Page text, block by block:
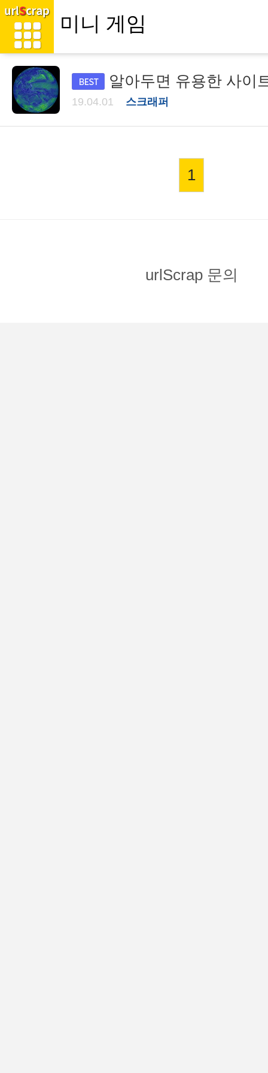
알아두면 유용한 사이
19.04.01 스크래퍼
1
urlScrap 문의